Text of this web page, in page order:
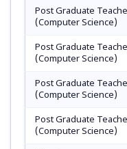
Post Graduate
(Computer Science)
Post Graduate
(Computer Science)
Post Graduate
(Computer Science)
Post Graduate
(Computer Science)